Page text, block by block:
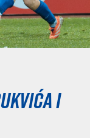
i